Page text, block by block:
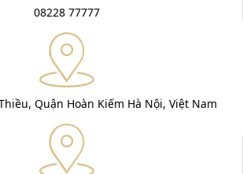
08228 77777
Quận Hoàn Kiếm Hà Nội, Việt Nam